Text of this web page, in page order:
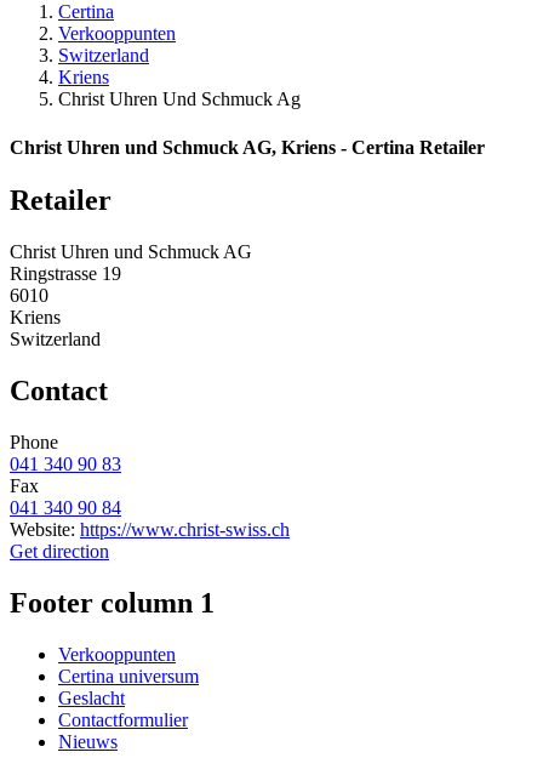
Certina
Verkooppunten
Switzerland
Kriens
Christ Uhren Und Schmuck Ag
Christ Uhren und Schmuck AG, Kriens - Certina Retailer
Retailer
Christ Uhren und Schmuck AG
Ringstrasse 19
6010
Kriens
Switzerland
Contact
Phone
041 340 90 83
Fax
041 340 90 84
Website: https://www.christ-swiss.ch
Get direction
Footer column 1
Verkooppunten
Certina universum
Geslacht
Contactformulier
Nieuws